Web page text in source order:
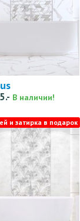
В наличии!
и затирка в подарок